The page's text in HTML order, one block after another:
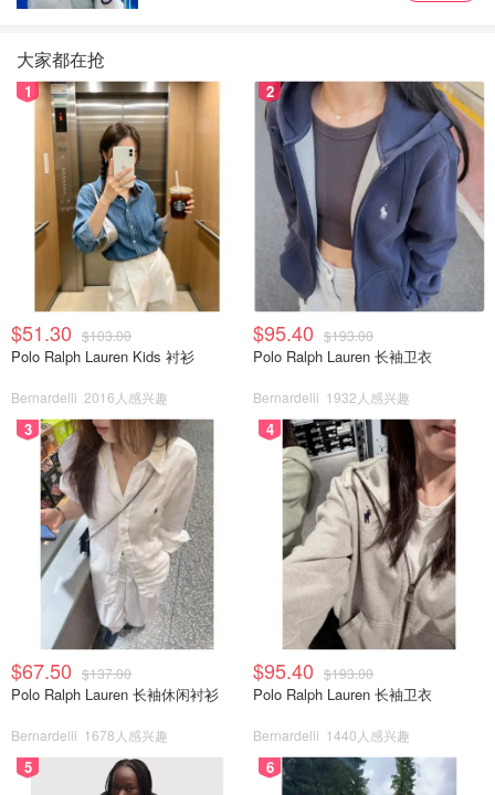
大家都在抢
1
$51.30 $103.00
Polo Ralph Lauren Kids 衬衫
Bernardelli 2016人感兴趣
2
$95.40 $193.00
Polo Ralph Lauren 长袖卫衣
Bernardelli 1932人感兴趣
3
$67.50 $137.00
Polo Ralph Lauren 长袖休闲衬衫
Bernardelli 1678人感兴趣
4
$95.40 $193.00
Polo Ralph Lauren 长袖卫衣
Bernardelli 1440人感兴趣
5 6